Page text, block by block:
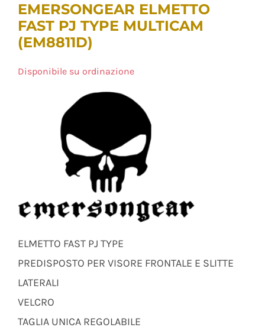
EMERSONGEAR ELMETTO
FAST PJ TYPE MULTICAM
(EM8811D)
Disponibile su ordinazione
ELMETTO FAST PJ TYPE
PREDISPOSTO PER VISORE FRONTALE E SLITTE
LATERALI
VELCRO
TAGLIA UNICA REGOLABILE